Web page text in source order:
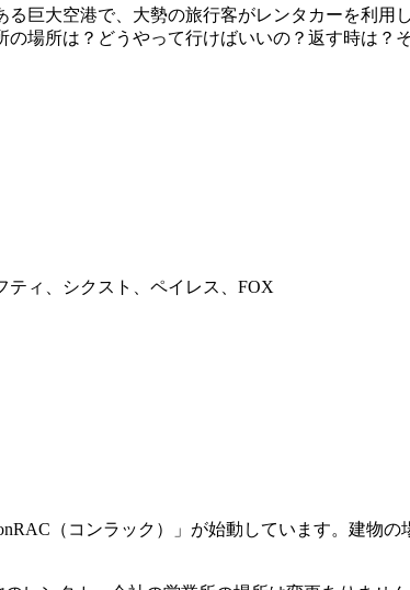
巨大空港で、大勢の旅行客がレンタカーを利用
場所は？どうやって行けばいいの？返す時は？
ティ、シクスト、ペイレス、FOX
（コンラック）」が始動しています。建物の